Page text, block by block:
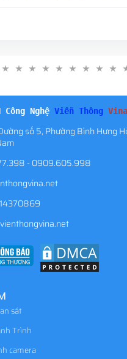
Công Nghệ Viễn Thông Vina
số 5, Phường Bình Hưng
- 0909.605.998
sát
Trình
camera